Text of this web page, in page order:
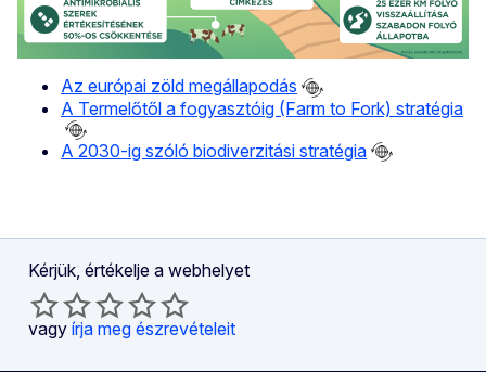
Az európai zöld megállapodás
A Termelőtől a fogyasztóig (Farm to Fork) stratégia
A 2030-ig szóló biodiverzitási stratégia
Kérjük, értékelje a webhelyet
vagy írja meg észrevételeit